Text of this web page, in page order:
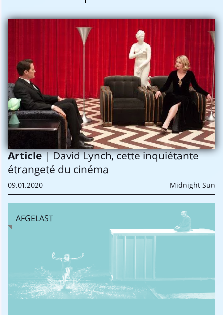
Article| David Lynch, cette inquiétante
étrangeté du cinéma
09.01.2020 Midnight Sun
AFGELAST
Newsletter